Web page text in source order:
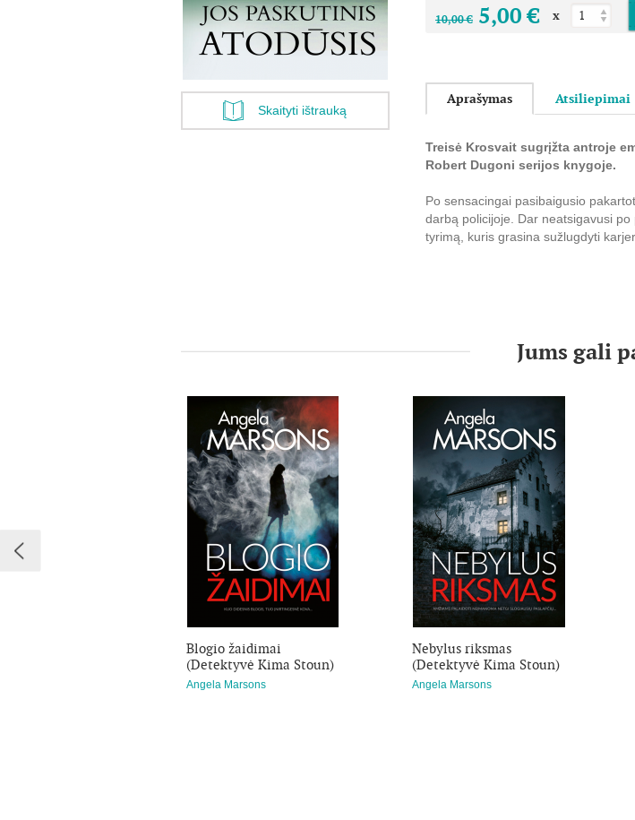
Skaityti ištrauką
10,00 € 5,00 € x
Aprašymas Atsiliepimai
Treisė Krosvait sugrįžta antroje
Robert Dugoni serijos knygoje.
Po sensacingai pasibaigusio
darbą policijoje. Dar neatsigavusi
tyrimą, kuris grasina sužlugdyti
Nors įkalčiai labai skurdūs ir, deja,
įskaitant ir jos viršininką kapitoną
Jums gali
Blogio žaidimai
(Detektyvė Kima Stoun)
Angela Marsons
Nebylus riksmas
(Detektyvė Kima Stoun)
Angela Marsons